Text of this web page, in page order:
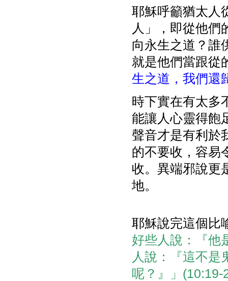
耶穌呼籲猶太人
人」，即從他們
向永生之道？誰
就是他們當跟從
生之道，我們還
時下實在有太多
能讓人心靈得飽
聲音才是有利於
的不要收，容易
收。異端邪說更
地。
耶穌說完這個比
好些人說：『他
人說：『這不是
呢？』」(10:19-